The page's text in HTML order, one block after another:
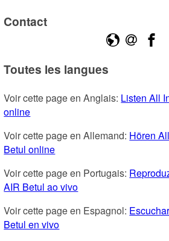
Contact
Toutes les langues
Voir cette page en Anglais: Listen All
online
Voir cette page en Allemand: Hören
Betul online
Voir cette page en Portugais:
AIR Betul ao vivo
Voir cette page en Espagnol:
Betul en vivo